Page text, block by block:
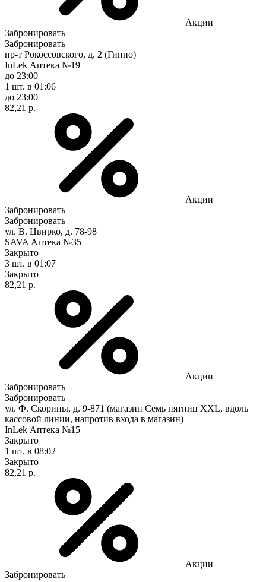
Акции
Забронировать
Забронировать
пр-т Рокоссовского, д. 2 (Гиппо)
InLek Аптека №19
до 23:00
1 шт. в 01:06
до 23:00
82,21 р.
Акции
Забронировать
Забронировать
ул. В. Цвирко, д. 78-98
SAVA Аптека №35
Закрыто
3 шт. в 01:07
Закрыто
82,21 р.
Акции
Забронировать
Забронировать
ул. Ф. Скорины, д. 9-871 (магазин Семь пятниц XXL, вдоль
кассовой линии, напротив входа в магазин)
InLek Аптека №15
Закрыто
1 шт. в 08:02
Закрыто
82,21 р.
Акции
Забронировать